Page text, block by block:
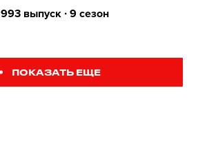
993 выпуск ∙ 9 сезон
ПОКАЗАТЬ ЕЩЕ